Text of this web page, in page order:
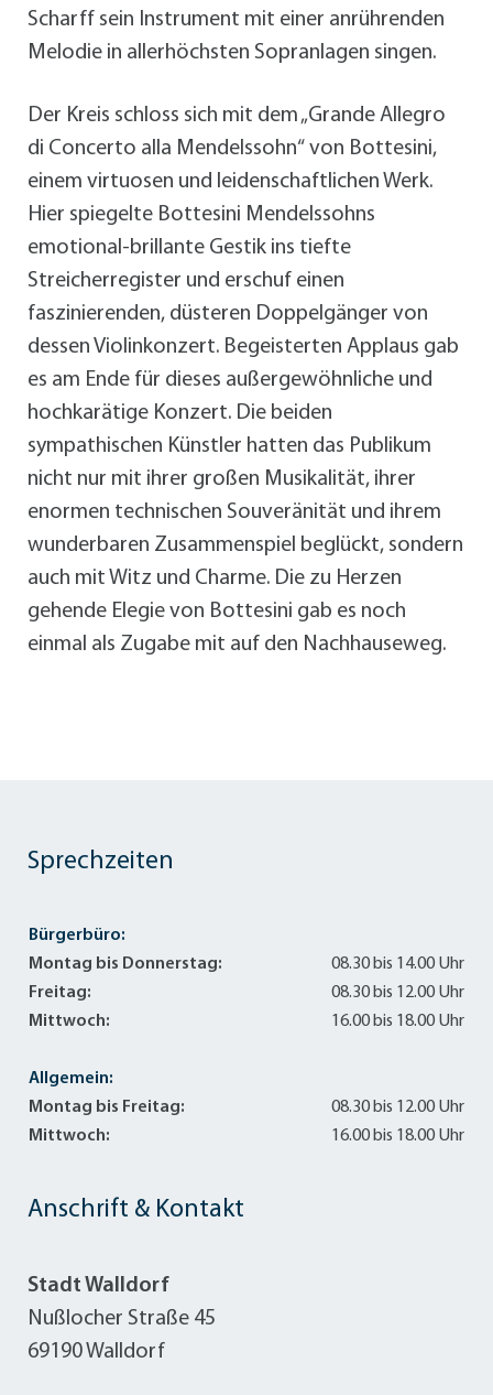
Scharff sein Instrument mit einer anrührenden
Melodie in allerhöchsten Sopranlagen singen.
Der Kreis schloss sich mit dem „Grande Allegro
di Concerto alla Mendelssohn“ von Bottesini,
einem virtuosen und leidenschaftlichen Werk.
Hier spiegelte Bottesini Mendelssohns
emotional-brillante Gestik ins tiefte
Streicherregister und erschuf einen
faszinierenden, düsteren Doppelgänger von
dessen Violinkonzert. Begeisterten Applaus gab
es am Ende für dieses außergewöhnliche und
hochkarätige Konzert. Die beiden
sympathischen Künstler hatten das Publikum
nicht nur mit ihrer großen Musikalität, ihrer
enormen technischen Souveränität und ihrem
wunderbaren Zusammenspiel beglückt, sondern
auch mit Witz und Charme. Die zu Herzen
gehende Elegie von Bottesini gab es noch
einmal als Zugabe mit auf den Nachhauseweg.
Anschrift & Kontakt
Stadt Walldorf
Nußlocher Straße 45
69190 Walldorf
Sprechzeiten
Bürgerbüro:
Montag bis Donnerstag:
08.30 bis 14.00 Uhr
Freitag:
08.30 bis 12.00 Uhr
Mittwoch:
16.00 bis 18.00 Uhr
Allgemein:
Montag bis Freitag:
08.30 bis 12.00 Uhr
Mittwoch:
16.00 bis 18.00 Uhr